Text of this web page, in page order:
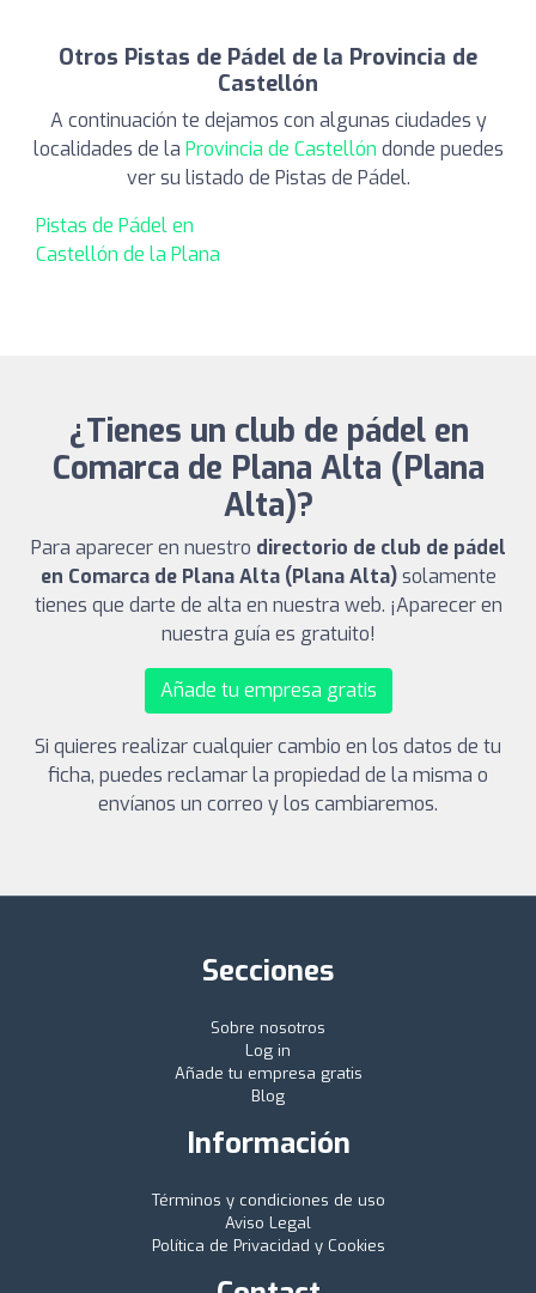
Otros Pistas de Pádel de la Provincia de
Castellón
A continuación te dejamos con algunas ciudades y
localidades de la Provincia de Castellón donde puedes
ver su listado de Pistas de Pádel.
Pistas de Pádel en
Castellón de la Plana
¿Tienes un club de pádel en
Comarca de Plana Alta (Plana
Alta)?
Para aparecer en nuestro directorio de club de pádel
en Comarca de Plana Alta (Plana Alta)solamente
tienes que darte de alta en nuestra web. ¡Aparecer en
nuestra guía es gratuito!
Añade tu empresa gratis
Si quieres realizar cualquier cambio en los datos de tu
ficha, puedes reclamar la propiedad de la misma o
envíanos un correo y los cambiaremos.
Secciones
Sobre nosotros
Log in
Añade tu empresa gratis
Blog
Información
Términos y condiciones de uso
Aviso Legal
Política de Privacidad y Cookies